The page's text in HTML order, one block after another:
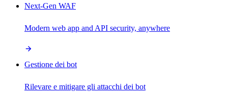
Next-Gen WAF
Modern web app and API security, anywhere
Gestione dei bot
Rilevare e mitigare gli attacchi dei bot